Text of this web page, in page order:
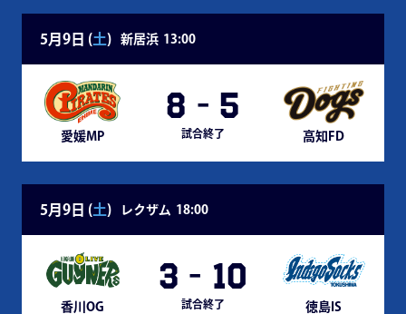
5月9日 (土) 新居浜 13:00
愛媛MP
8 - 5
試合終了 高知FD
5月9日 (土) レクザム 18:00
香川OG
3 - 10
試合終了 徳島IS